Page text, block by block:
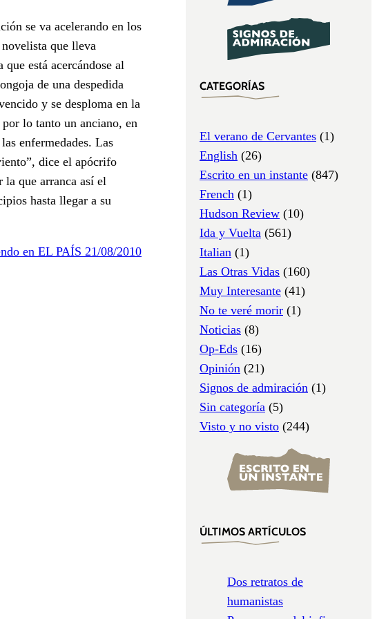
se va acelerando en los
que lleva
está acercándose al
de una despedida
y se desploma en la
lo tanto un anciano, en
enfermedades. Las
dice el apócrifo
que arranca así el
hasta llegar a su
en EL PAÍS 21/08/2010
CATEGORÍAS
El verano de Cervantes (1)
English (26)
Escrito en un instante (847)
French (1)
Hudson Review (10)
Ida y Vuelta (561)
Italian (1)
Las Otras Vidas (160)
Muy Interesante (41)
No te veré morir (1)
Noticias (8)
Op-Eds (16)
Opinión (21)
Signos de admiración (1)
Sin categoría (5)
Visto y no visto (244)
ÚLTIMOS ARTÍCULOS
Dos retratos de
humanistas